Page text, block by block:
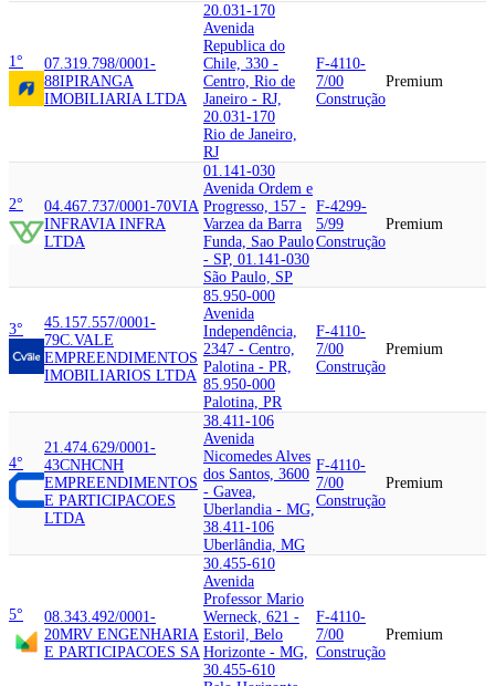
1°
07.319.798/0001-
88IPIRANGA
IMOBILIARIA LTDA
20.031-170
Avenida
Republica do
Chile, 330 -
Centro, Rio de
Janeiro - RJ,
20.031-170
Rio de Janeiro,
RJ
F-4110-
7/00
Construção
Premium
2° 04.467.737/0001-70VIA
INFRAVIA INFRA
LTDA
01.141-030
Avenida Ordem e
Progresso, 157 -
Varzea da Barra
Funda, Sao Paulo
- SP, 01.141-030
São Paulo, SP
F-4299-
5/99
Construção
Premium
3°
45.157.557/0001-
79C.VALE
EMPREENDIMENTOS
IMOBILIARIOS LTDA
85.950-000
Avenida
Independência,
2347 - Centro,
Palotina - PR,
85.950-000
Palotina, PR
F-4110-
7/00
Construção
Premium
4°
21.474.629/0001-
43CNHCNH
EMPREENDIMENTOS
E PARTICIPACOES
LTDA
38.411-106
Avenida
Nicomedes Alves
dos Santos, 3600
- Gavea,
Uberlandia - MG,
38.411-106
Uberlândia, MG
F-4110-
7/00
Construção
Premium
5°
08.343.492/0001-
20MRV ENGENHARIA
E PARTICIPACOES SA
30.455-610
Avenida
Professor Mario
Werneck, 621 -
Estoril, Belo
Horizonte - MG,
30.455-610
F-4110-
7/00
Construção
Premium